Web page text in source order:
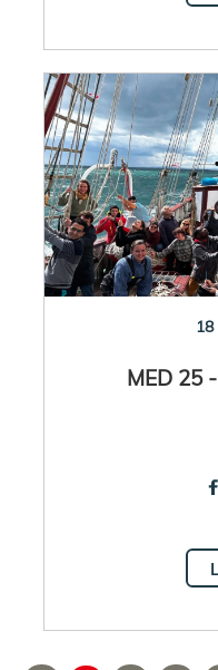
MED 25